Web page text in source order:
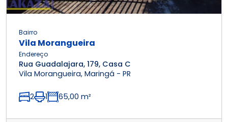
Bairro
Vila Morangueira
Endereço
Rua Guadalajara, 179, Casa C
Vila Morangueira, Maringá - PR
2 1 65,00 m²